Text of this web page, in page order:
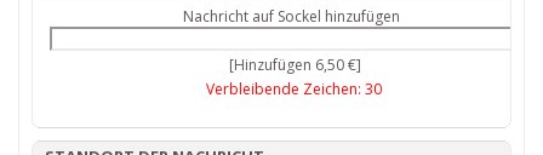
Nachricht auf Sockel hinzufügen
[Hinzufügen 6,50 €]
Verbleibende Zeichen: 30